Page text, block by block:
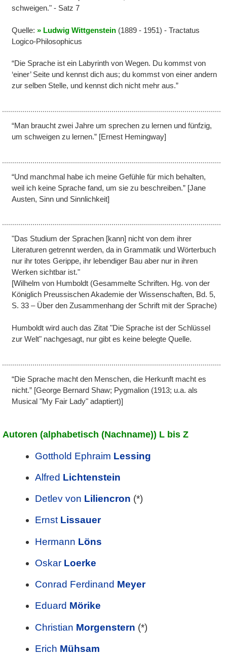
schweigen." - Satz 7
Quelle: Ludwig Wittgenstein (1889 - 1951) - Tractatus
Logico-Philosophicus
“Die Sprache ist ein Labyrinth von Wegen. Du kommst von
‘einer’ Seite und kennst dich aus; du kommst von einer andern
zur selben Stelle, und kennst dich nicht mehr aus.”
“Man braucht zwei Jahre um sprechen zu lernen und fünfzig,
um schweigen zu lernen.” [Ernest Hemingway]
“Und manchmal habe ich meine Gefühle für mich behalten,
weil ich keine Sprache fand, um sie zu beschreiben.” [Jane
Austen, Sinn und Sinnlichkeit]
"Das Studium der Sprachen [kann] nicht von dem ihrer
Literaturen getrennt werden, da in Grammatik und Wörterbuch
nur ihr totes Gerippe, ihr lebendiger Bau aber nur in ihren
Werken sichtbar ist."
[Wilhelm von Humboldt (Gesammelte Schriften. Hg. von der
Königlich Preussischen Akademie der Wissenschaften, Bd. 5,
S. 33 – Über den Zusammenhang der Schrift mit der Sprache)
Humboldt wird auch das Zitat "Die Sprache ist der Schlüssel
zur Welt" nachgesagt, nur gibt es keine belegte Quelle.
“Die Sprache macht den Menschen, die Herkunft macht es
nicht.” [George Bernard Shaw; Pygmalion (1913; u.a. als
Musical "My Fair Lady" adaptiert)]
Autoren (alphabetisch (Nachname)) L bis Z
Gotthold Ephraim Lessing
Alfred Lichtenstein
Detlev von Liliencron (*)
ErnstLissauer
Hermann Löns
OskarLoerke
Conrad Ferdinand Meyer
Eduard Mörike
Christian Morgenstern (*)
Erich Mühsam